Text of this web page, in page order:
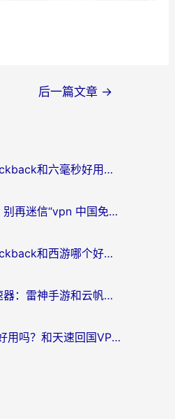
后一篇文章 →
海外党必看：Quickback和六毫秒好用吗？3步选对回国加速器，无缝刷国内剧玩游戏
海外党避坑指南：别再迷信“vpn 中国免费”，选对回国加速器才能无缝刷国内资源
海外党必看：Quickback和西游哪个好？3个维度教你选对回国加速器
海外党选回国加速器：雷神手游和云帆哪个好？附3组对比+避坑指南
Quickback VPN好用吗？和天速回国VPN对比哪个回国效果更好？海外党必看的真实体验指南